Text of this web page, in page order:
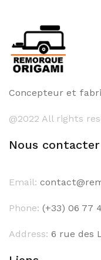
Concepteur et
@2022 All rights
Nous contacter
Email:
Phone: (+33) 06 77
Address: 6 rue des